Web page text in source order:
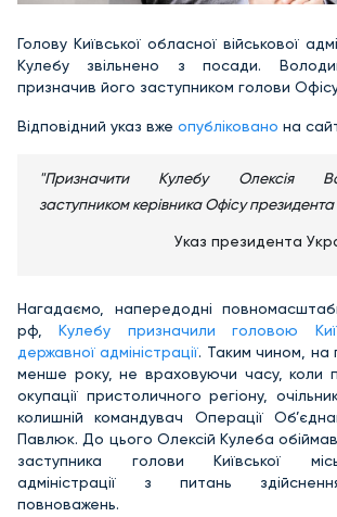
Голову Київської обласної військової
Кулебу звільнено з посади.
призначив його заступником голови
Відповідний указ вже опубліковано на
"Призначити Кулебу Олексія
заступником керівника Офісу
Указ президента
Нагадаємо, напередодні
рф,Кулебу призначили головою
державної адміністрації. Таким чином, на
менше року, не враховуючи часу, коли
окупації пристоличного регіону,
колишній командувач Операції
Павлюк. До цього Олексій Кулеба
заступника голови Київської
адміністрації з питань
повноважень.